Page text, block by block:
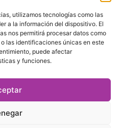
utilizamos tecnologías como las
a la información del dispositivo. El
nos permitirá procesar datos como
las identificaciones únicas en este
puede afectar
y funciones.
la más actualizada y veraz
del marketing; consejos